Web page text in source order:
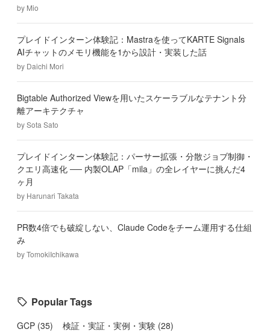
by Mio
プレイドインターン体験記：Mastraを使ってKARTE Signals
AIチャットのメモリ機能を1から設計・実装した話
by Daichi Mori
Bigtable Authorized Viewを用いたスケーラブルなテナント分
離アーキテクチャ
bySota Sato
プレイドインターン体験記：パーサー拡張・分散ジョブ制御・
クエリ高速化 ── 内製OLAP「mila」の全レイヤーに挑んだ4
ヶ月
by Harunari Takata
PR数4倍でも破綻しない、Claude Codeをチーム運用する仕組
み
byTomokiIchikawa
Popular Tags
GCP (35) 検証・実証・実例・実験 (28)